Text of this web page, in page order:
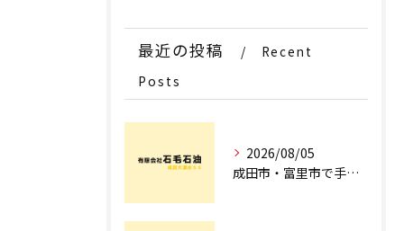
最近の投稿
Recent
Posts
2026/08/05
成田市・富里市で手洗洗車ならどこ？料金比較からサブスク選びまでプロが徹底解説